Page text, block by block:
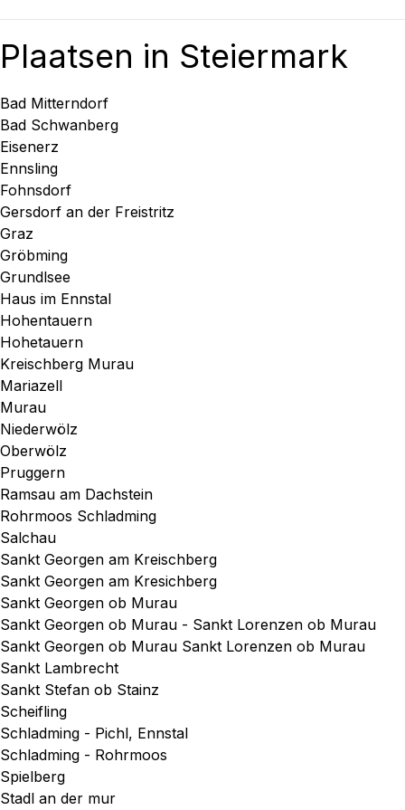
Plaatsen in Steiermark
Bad Mitterndorf
Bad Schwanberg
Eisenerz
Ennsling
Fohnsdorf
Gersdorf an der Freistritz
Graz
Gröbming
Grundlsee
Haus im Ennstal
Hohentauern
Hohetauern
Kreischberg Murau
Mariazell
Murau
Niederwölz
Oberwölz
Pruggern
Ramsau am Dachstein
Rohrmoos Schladming
Salchau
Sankt Georgen am Kreischberg
Sankt Georgen am Kresichberg
Sankt Georgen ob Murau
Sankt Georgen ob Murau - Sankt Lorenzen ob Murau
Sankt Georgen ob Murau Sankt Lorenzen ob Murau
Sankt Lambrecht
Sankt Stefan ob Stainz
Scheifling
Schladming - Pichl, Ennstal
Schladming - Rohrmoos
Spielberg
Stadl an der mur